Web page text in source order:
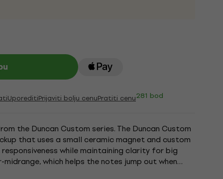
UporeditiPrijaviti bolju cenuPratiti cenu281 bod
the Duncan Custom series. The Duncan Custom
that uses a small ceramic magnet and custom
while maintaining clarity for big
which helps the notes jump out when